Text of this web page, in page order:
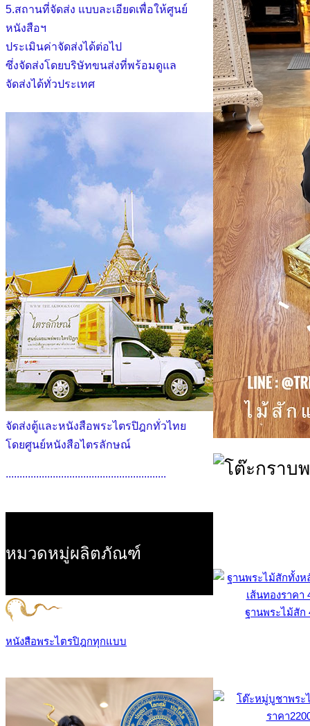
5.สถานที่จัดส่ง แบบละเอียดเพื่อให้ศูนย์
หนังสือฯ
ประเมินค่าจัดส่งได้ต่อไป
ซึ่งจัดส่งโดยบริษัทขนส่งที่พร้อมดูแล
จัดส่งได้ทั่วประเทศ
จัดส่งตู้และหนังสือพระไตรปิฎกทั่วไทย
โดยศูนย์หนังสือไตรลักษณ์
..........................................................
หมวดหมู่ผลิตภัณฑ์
หนังสือพระไตรปิฎกทุกแบบ
ฐานพระไม้สัก